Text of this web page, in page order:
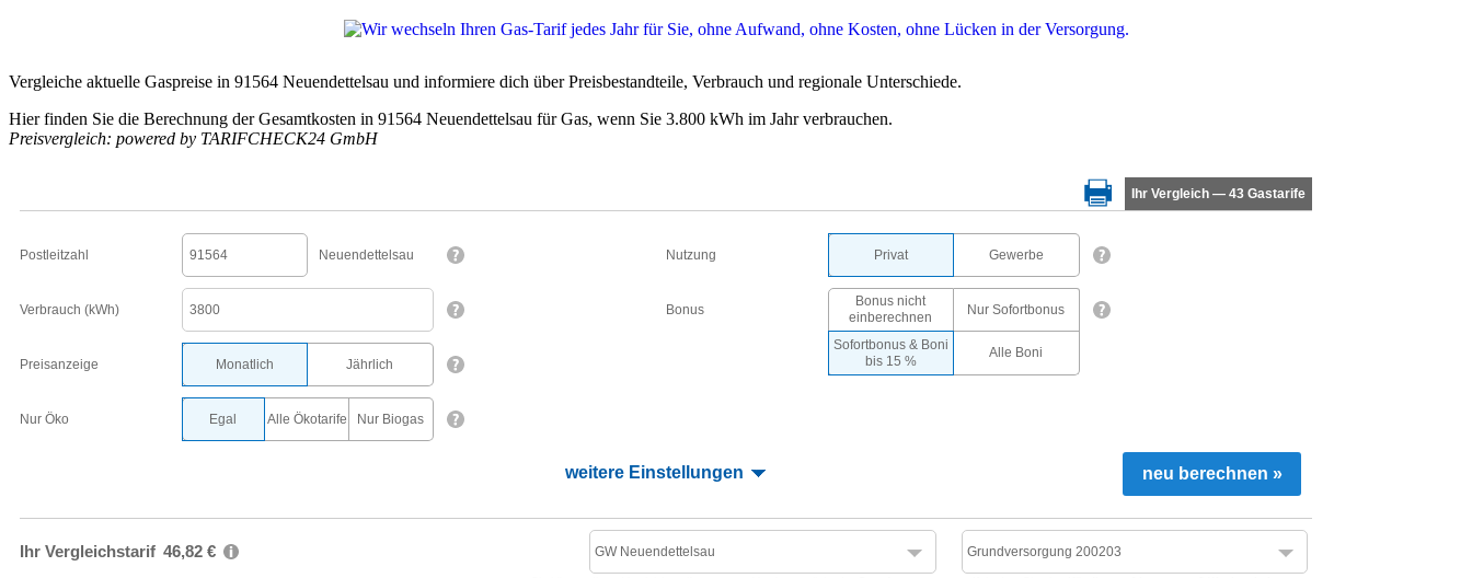
Vergleiche aktuelle Gaspreise in 91564 Neuendettelsau und informiere dich über Preisbestandteile, Verbrauch und regionale Unterschiede.
Hier finden Sie die Berechnung der Gesamtkosten in 91564 Neuendettelsau für Gas, wenn Sie 3.800 kWh im Jahr verbrauchen.
Preisvergleich: powered by TARIFCHECK24 GmbH